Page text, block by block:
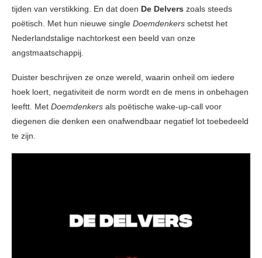
tijden van verstikking. En dat doen De Delvers zoals steeds
poëtisch. Met hun nieuwe single Doemdenkers schetst het
Nederlandstalige nachtorkest een beeld van onze
angstmaatschappij.
Duister beschrijven ze onze wereld, waarin onheil om iedere
hoek loert, negativiteit de norm wordt en de mens in onbehagen
leeftt. Met Doemdenkers als poëtische wake-up-call voor
diegenen die denken een onafwendbaar negatief lot toebedeeld
te zijn.